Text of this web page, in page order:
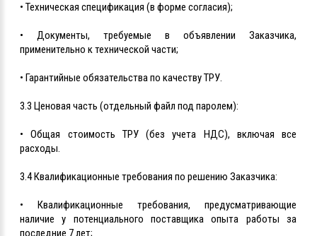
• Техническая спецификация (в форме согласия);
• Документы, требуемые в объявлении Заказчика,
применительно к технической части;
• Гарантийные обязательства по качеству ТРУ.
3.3 Ценовая часть (отдельный файл под паролем):
• Общая стоимость ТРУ (без учета НДС), включая все
расходы.
3.4 Квалификационные требования по решению Заказчика:
• Квалификационные требования, предусматривающие
наличие у потенциального поставщика опыта работы за
последние 7 лет;